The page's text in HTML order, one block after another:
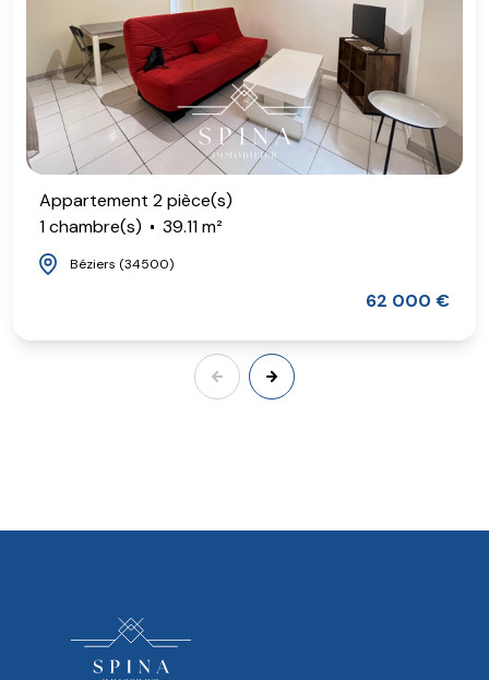
Appartement 2 pièce(s)
1 chambre(s)
39.11 m²
Béziers (34500)
62 000 €